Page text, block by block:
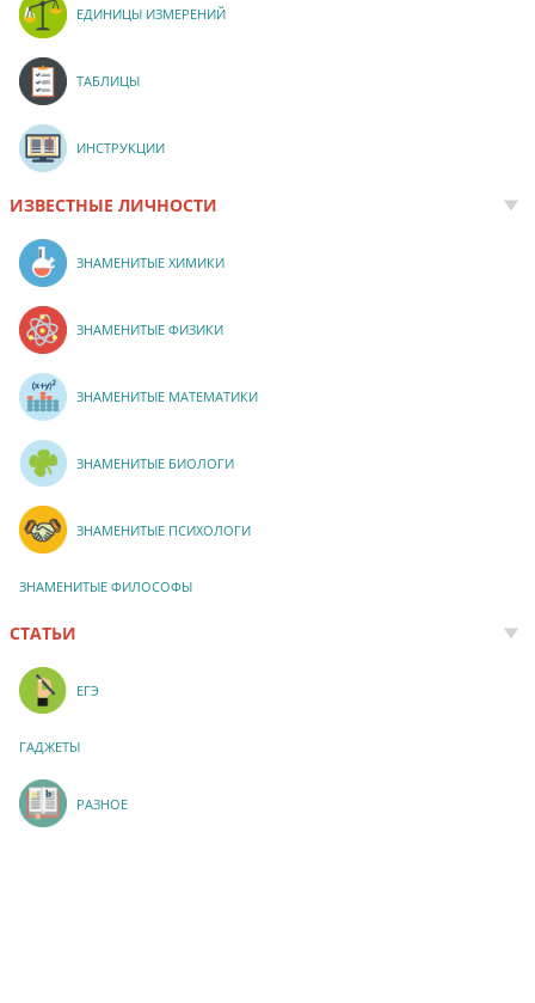
ЕДИНИЦЫ ИЗМЕРЕНИЙ
ТАБЛИЦЫ
ИНСТРУКЦИИ
ИЗВЕСТНЫЕ ЛИЧНОСТИ
ЗНАМЕНИТЫЕ ХИМИКИ
ЗНАМЕНИТЫЕ ФИЗИКИ
ЗНАМЕНИТЫЕ МАТЕМАТИКИ
ЗНАМЕНИТЫЕ БИОЛОГИ
ЗНАМЕНИТЫЕ ПСИХОЛОГИ
ЗНАМЕНИТЫЕ ФИЛОСОФЫ
СТАТЬИ
ЕГЭ
ГАДЖЕТЫ
РАЗНОЕ